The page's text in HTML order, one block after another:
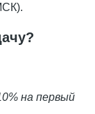
на первый